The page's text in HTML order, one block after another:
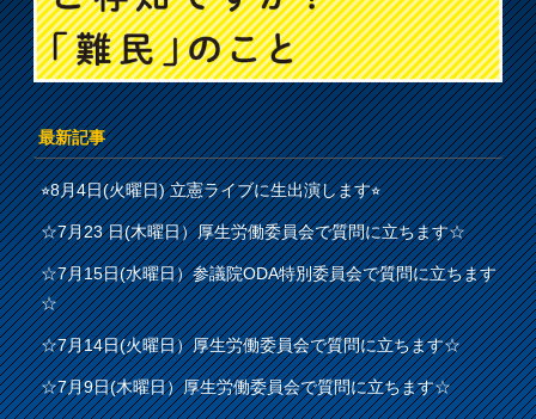
最新記事
⭐︎8月4日(火曜日) 立憲ライブに生出演します⭐︎
☆7月23 日(木曜日）厚生労働委員会で質問に立ちます☆
☆7月15日(水曜日）参議院ODA特別委員会で質問に立ちます
☆
☆7月14日(火曜日）厚生労働委員会で質問に立ちます☆
☆7月9日(木曜日）厚生労働委員会で質問に立ちます☆